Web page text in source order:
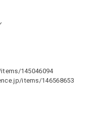
145046094
items/146568653